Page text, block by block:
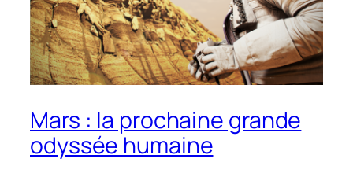
Mars : la prochaine grande
odyssée humaine